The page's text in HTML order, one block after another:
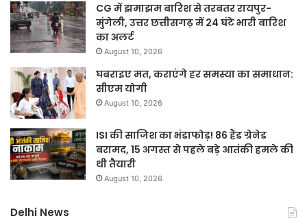
CG में झमाझम बारिश से तरबतर रायपुर-
मुंगेली, उत्तर छत्तीसगढ़ में 24 घंटे भारी बारिश
का अलर्ट
August 10, 2026
घबराइए मत, कराएंगे हर समस्या का समाधान:
सीएम योगी
August 10, 2026
ISI की साजिश का भंडाफोड़! 86 हैंड ग्रेनेड
बरामद, 15 अगस्त से पहले बड़े आतंकी हमले की
थी तैयारी
August 10, 2026
Delhi News